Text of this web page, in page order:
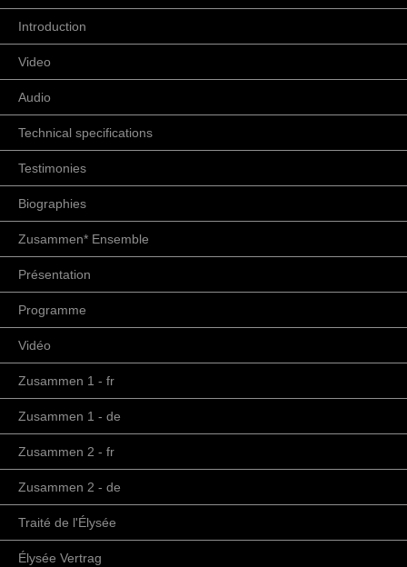
Introduction
Video
Audio
Technical specifications
Testimonies
Biographies
Zusammen* Ensemble
Présentation
Programme
Vidéo
Zusammen 1 - fr
Zusammen 1 - de
Zusammen 2 - fr
Zusammen 2 - de
Traité de l'Élysée
Élysée Vertrag